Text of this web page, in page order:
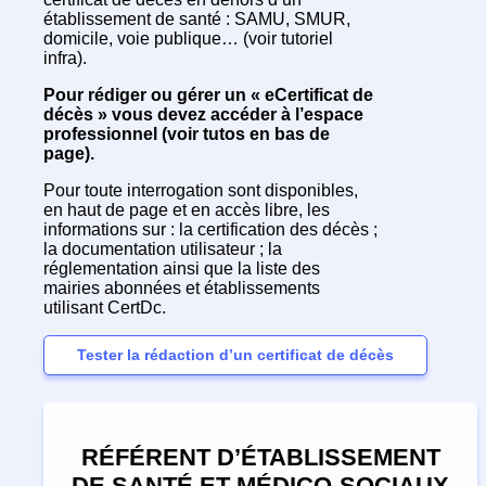
établissement de santé : SAMU, SMUR,
domicile, voie publique… (voir tutoriel
infra).
Pour rédiger ou gérer un « eCertificat de
décès » vous devez accéder à l’espace
professionnel (voir tutos en bas de
page).
Pour toute interrogation sont disponibles,
en haut de page et en accès libre, les
informations sur : la certification des décès ;
la documentation utilisateur ; la
réglementation ainsi que la liste des
mairies abonnées et établissements
utilisant CertDc.
Tester la rédaction d’un certificat de décès
RÉFÉRENT D’ÉTABLISSEMENT